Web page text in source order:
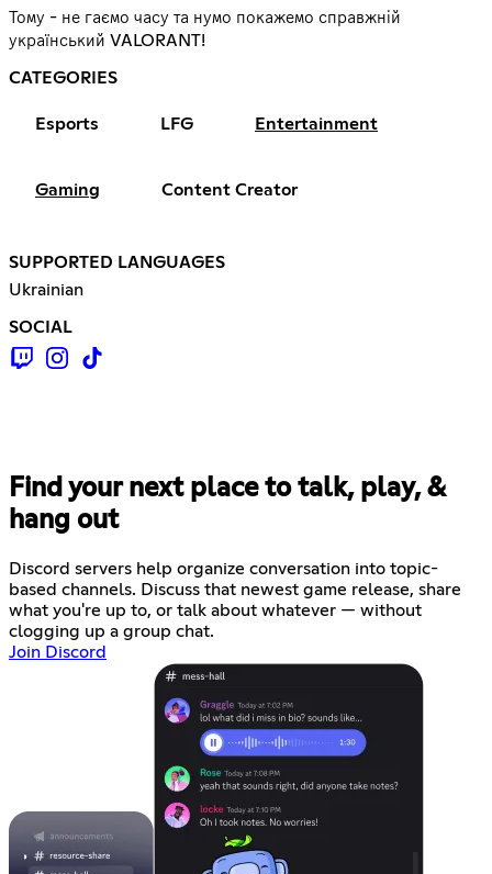
Тому - не гаємо часу та нумо покажемо справжній
український VALORANT!
CATEGORIES
Esports LFG Entertainment
Gaming Content Creator
SUPPORTED LANGUAGES
Ukrainian
SOCIAL
Find your next place to talk, play, &
hang out
Discord servers help organize conversation into topic-
based channels. Discuss that newest game release, share
what you're up to, or talk about whatever — without
clogging up a group chat.
Join Discord